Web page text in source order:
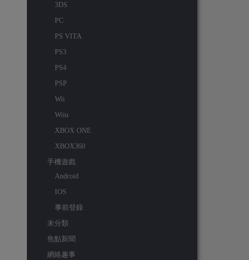
3DS
PC
PS VITA
PS3
PS4
PSP
Wii
Wiiu
XBOX ONE
XBOX360
手機遊戲
Android
IOS
事前登錄
未分類
焦點新聞
網絡趣事